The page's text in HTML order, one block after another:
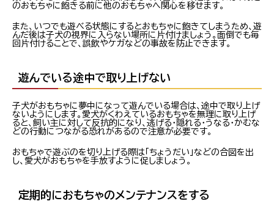
のおもちゃに飽きる前に他のおもちゃへ関心を移せます。
また、いつでも遊べる状態にするとおもちゃに飽きてしまうため、遊
んだ後は子犬の視界に入らない場所に片付けましょう。面倒でも毎
回片付けることで、誤飲やケガなどの事故を防止できます。
遊んでいる途中で取り上げない
子犬がおもちゃに夢中になって遊んでいる場合は、途中で取り上げ
ないようにします。愛犬がくわえているおもちゃを無理に取り上げ
ると、飼い主に対して反抗的になり、逃げる・隠れる・うなる・かむな
どの行動につながる恐れがあるので注意が必要です。
おもちゃで遊ぶのを切り上げる際は「ちょうだい」などの合図を出
し、愛犬がおもちゃを手放すように促しましょう。
定期的におもちゃのメンテナンスをする